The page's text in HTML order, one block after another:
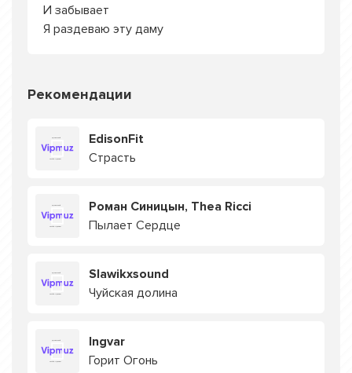
И забывает
Я раздеваю эту даму
Рекомендации
EdisonFit
Страсть
Роман Синицын, Thea Ricci
Пылает Сердце
Slawikxsound
Чуйская долина
Ingvar
Горит Огонь